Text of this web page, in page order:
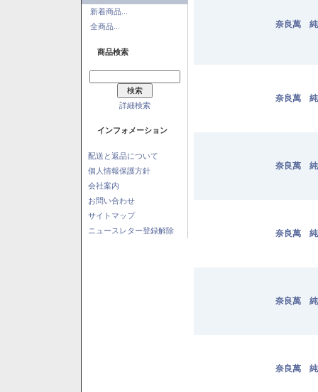
新着商品...
全商品...
商品検索
詳細検索
インフォメーション
配送と返品について
個人情報保護方針
会社案内
お問い合わせ
サイトマップ
ニュースレター登録解除
奈良萬
奈良萬
奈良萬
奈良萬
奈良萬
奈良萬